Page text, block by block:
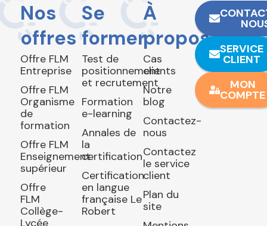
Nos
offres
Offre FLM
Entreprise
Offre FLM
Organisme
de
formation
Offre FLM
Enseignement
supérieur
Offre
FLM
Collège-
Se
former
Test de
positionnement
et recrutement
Formation
e-learning
Annales de
la
certification
Certification
en langue
française Le
Robert
À
propos
Cas
clients
Notre
blog
Contactez-
nous
Contactez
le service
client
Plan du
site
SERVICE
CLIENT
MON
COMPTE